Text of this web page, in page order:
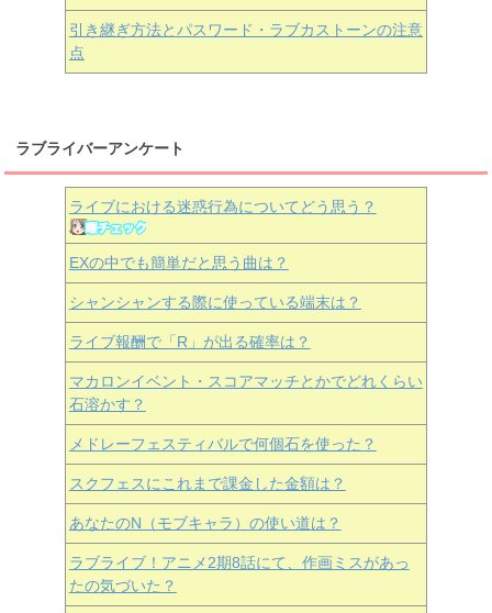
引き継ぎ方法とパスワード・ラブカストーンの注意
点
ラブライバーアンケート
ライブにおける迷惑行為についてどう思う？
EXの中でも簡単だと思う曲は？
シャンシャンする際に使っている端末は？
ライブ報酬で「R」が出る確率は？
マカロンイベント・スコアマッチとかでどれくらい
石溶かす？
メドレーフェスティバルで何個石を使った？
スクフェスにこれまで課金した金額は？
あなたのN（モブキャラ）の使い道は？
ラブライブ！アニメ2期8話にて、作画ミスがあっ
たの気づいた？